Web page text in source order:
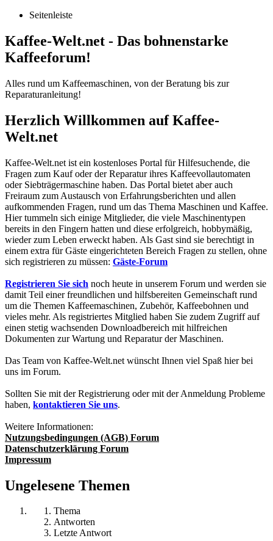
Seitenleiste
Kaffee-Welt.net - Das bohnenstarke
Kaffeeforum!
Alles rund um Kaffeemaschinen, von der Beratung bis zur
Reparaturanleitung!
Herzlich Willkommen auf Kaffee-
Welt.net
Kaffee-Welt.net ist ein kostenloses Portal für Hilfesuchende, die
Fragen zum Kauf oder der Reparatur ihres Kaffeevollautomaten
oder Siebträgermaschine haben. Das Portal bietet aber auch
Freiraum zum Austausch von Erfahrungsberichten und allen
aufkommenden Fragen, rund um das Thema Maschinen und Kaffee.
Hier tummeln sich einige Mitglieder, die viele Maschinentypen
bereits in den Fingern hatten und diese erfolgreich, hobbymäßig,
wieder zum Leben erweckt haben. Als Gast sind sie berechtigt in
einem extra für Gäste eingerichteten Bereich Fragen zu stellen, ohne
sich registrieren zu müssen: Gäste-Forum
Registrieren Sie sich noch heute in unserem Forum und werden sie
damit Teil einer freundlichen und hilfsbereiten Gemeinschaft rund
um die Themen Kaffeemaschinen, Zubehör, Kaffeebohnen und
vieles mehr. Als registriertes Mitglied haben Sie zudem Zugriff auf
einen stetig wachsenden Downloadbereich mit hilfreichen
Dokumenten zur Wartung und Reparatur der Maschinen.
Das Team von Kaffee-Welt.net wünscht Ihnen viel Spaß hier bei
uns im Forum.
Sollten Sie mit der Registrierung oder mit der Anmeldung Probleme
haben, kontaktieren Sie uns.
Weitere Informationen:
Nutzungsbedingungen (AGB) Forum
Datenschutzerklärung Forum
Impressum
Ungelesene Themen
Thema
Antworten
Letzte Antwort